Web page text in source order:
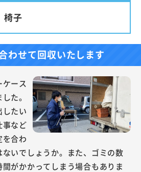
椅子
わせて回収いたします
ース
た。
したい
事など
を合わ
いでしょうか。また、ゴミの数
がかかってしまう場合もありま